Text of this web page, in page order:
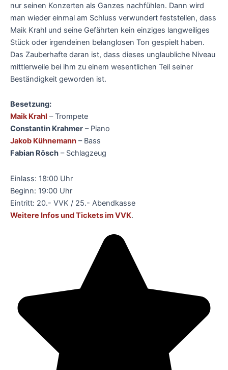
nur seinen Konzerten als Ganzes nachfühlen. Dann wird
man wieder einmal am Schluss verwundert feststellen, dass
Maik Krahl und seine Gefährten kein einziges langweiliges
Stück oder irgendeinen belanglosen Ton gespielt haben.
Das Zauberhafte daran ist, dass dieses unglaubliche Niveau
mittlerweile bei ihm zu einem wesentlichen Teil seiner
Beständigkeit geworden ist.
Besetzung:
Maik Krahl – Trompete
Constantin Krahmer – Piano
Jakob Kühnemann – Bass
Fabian Rösch – Schlagzeug
Einlass: 18:00 Uhr
Beginn: 19:00 Uhr
Eintritt: 20.- VVK / 25.- Abendkasse
Weitere Infos und Tickets im VVK.